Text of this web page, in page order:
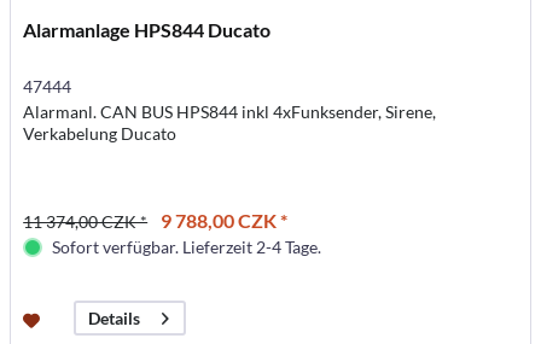
Alarmanlage HPS844 Ducato
47444
Alarmanl. CAN BUS HPS844 inkl 4xFunksender, Sirene,
Verkabelung Ducato
11 374,00 CZK * 9 788,00 CZK *
Sofort verfügbar. Lieferzeit 2-4 Tage.
Details